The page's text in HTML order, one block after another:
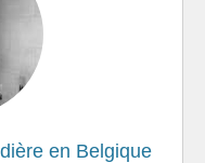
en Belgique